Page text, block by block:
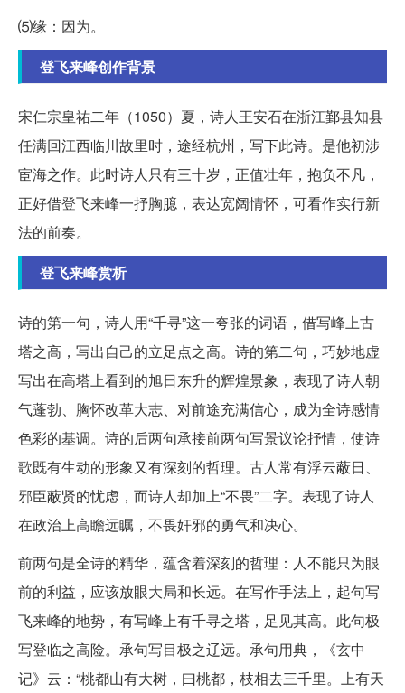
⑸缘：因为。
登飞来峰创作背景
宋仁宗皇祐二年（1050）夏，诗人王安石在浙江鄞县知县
任满回江西临川故里时，途经杭州，写下此诗。是他初涉
宦海之作。此时诗人只有三十岁，正值壮年，抱负不凡，
正好借登飞来峰一抒胸臆，表达宽阔情怀，可看作实行新
法的前奏。
登飞来峰赏析
诗的第一句，诗人用“千寻”这一夸张的词语，借写峰上古
塔之高，写出自己的立足点之高。诗的第二句，巧妙地虚
写出在高塔上看到的旭日东升的辉煌景象，表现了诗人朝
气蓬勃、胸怀改革大志、对前途充满信心，成为全诗感情
色彩的基调。诗的后两句承接前两句写景议论抒情，使诗
歌既有生动的形象又有深刻的哲理。古人常有浮云蔽日、
邪臣蔽贤的忧虑，而诗人却加上“不畏”二字。表现了诗人
在政治上高瞻远瞩，不畏奸邪的勇气和决心。
前两句是全诗的精华，蕴含着深刻的哲理：人不能只为眼
前的利益，应该放眼大局和长远。在写作手法上，起句写
飞来峰的地势，有写峰上有千寻之塔，足见其高。此句极
写登临之高险。承句写目极之辽远。承句用典，《玄中
记》云：“桃都山有大树，曰桃都，枝相去三千里。上有天